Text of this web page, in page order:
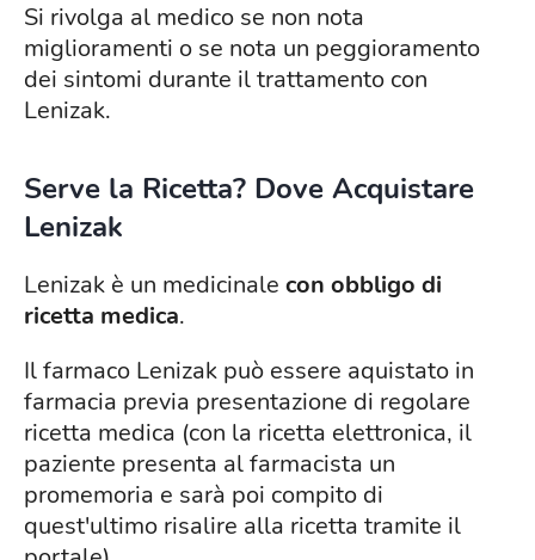
Si rivolga al medico se non nota
miglioramenti o se nota un peggioramento
dei sintomi durante il trattamento con
Lenizak.
Serve la Ricetta? Dove Acquistare
Lenizak
Lenizak è un medicinale con obbligo di
ricetta medica.
Il farmaco Lenizak può essere aquistato in
farmacia previa presentazione di regolare
ricetta medica (con la ricetta elettronica, il
paziente presenta al farmacista un
promemoria e sarà poi compito di
quest'ultimo risalire alla ricetta tramite il